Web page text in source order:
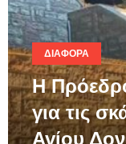
ΔΙΆΦΟΡΑ
Η
για τις
Αγίου